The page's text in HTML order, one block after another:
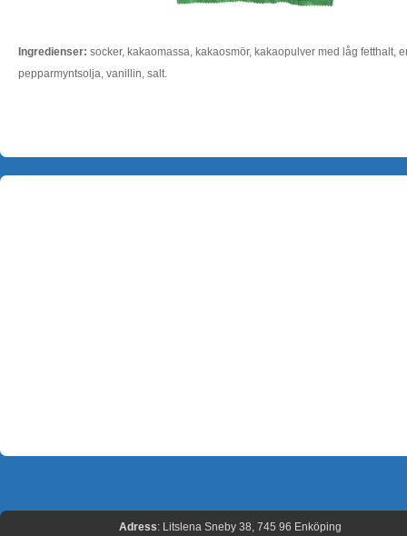
Ingredienser: socker, kakaomassa, kakaosmör, kakaopulver med låg fetthalt,
pepparmyntsolja, vanillin, salt.
Adress: Litslena Sneby 38, 745 96 Enköping